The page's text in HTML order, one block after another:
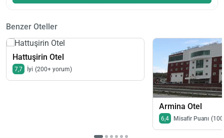
Benzer Oteller
Hattuşirin Otel
7,7 İyi (200+ yorum)
Armina Otel
6,4 Misafir Puanı